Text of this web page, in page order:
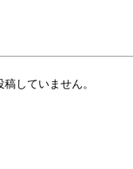
していません。